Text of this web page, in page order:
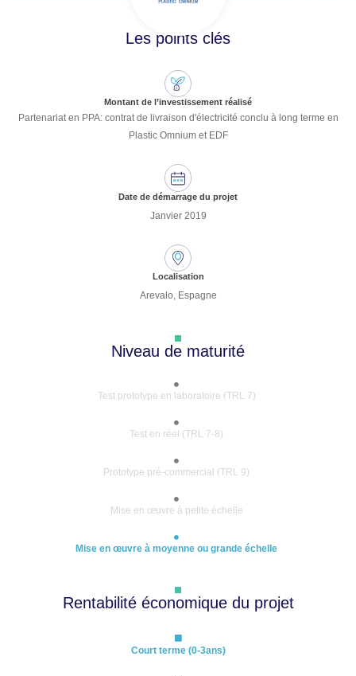
Les points clés
Montant de l’investissement réalisé
Partenariat en PPA: contrat de livraison d'électricité conclu à long terme en
Plastic Omnium et EDF
Date de démarrage du projet
Janvier 2019
Localisation
Arevalo, Espagne
Niveau de maturité
Test prototype en laboratoire (TRL 7)
Test en réel (TRL 7-8)
Prototype pré-commercial (TRL 9)
Mise en œuvre à petite échelle
Mise en œuvre à moyenne ou grande échelle
Rentabilité économique du projet
Court terme (0-3ans)